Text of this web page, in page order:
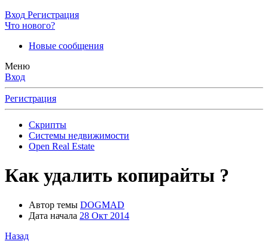
Вход Регистрация
Что нового?
Новые сообщения
Меню
Вход
Регистрация
Скрипты
Системы недвижимости
Open Real Estate
Как удалить копирайты ?
Автор темы DOGMAD
Дата начала 28 Окт 2014
Назад